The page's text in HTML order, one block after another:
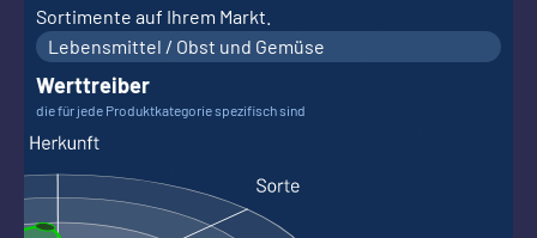
Sortimente auf Ihrem Markt.
Lebensmittel / Obst und Gemüse
Werttreiber
die für jede Produktkategorie spezifisch sind